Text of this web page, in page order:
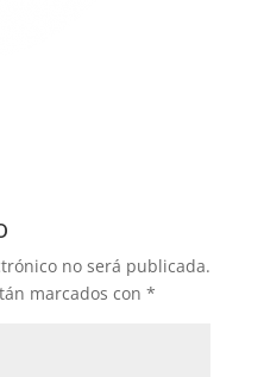
no será publicada.
marcados con *